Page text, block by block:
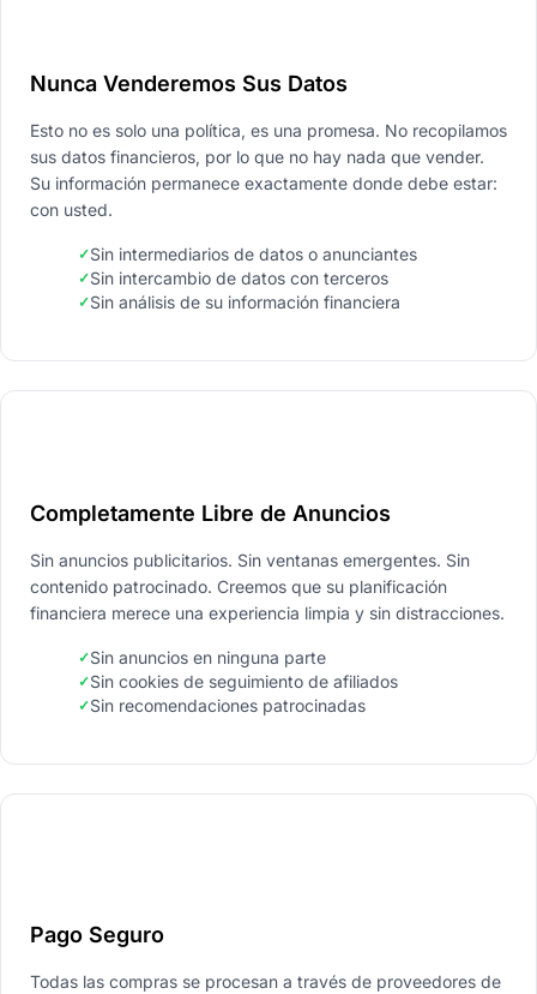
Nunca Venderemos Sus Datos
Esto no es solo una política, es una promesa. No recopilamos
sus datos financieros, por lo que no hay nada que vender.
Su información permanece exactamente donde debe estar:
con usted.
Sin intermediarios de datos o anunciantes
Sin intercambio de datos con terceros
Sin análisis de su información financiera
Completamente Libre de Anuncios
Sin anuncios publicitarios. Sin ventanas emergentes. Sin
contenido patrocinado. Creemos que su planificación
financiera merece una experiencia limpia y sin distracciones.
Sin anuncios en ninguna parte
Sin cookies de seguimiento de afiliados
Sin recomendaciones patrocinadas
Pago Seguro
Todas las compras se procesan a través de proveedores de